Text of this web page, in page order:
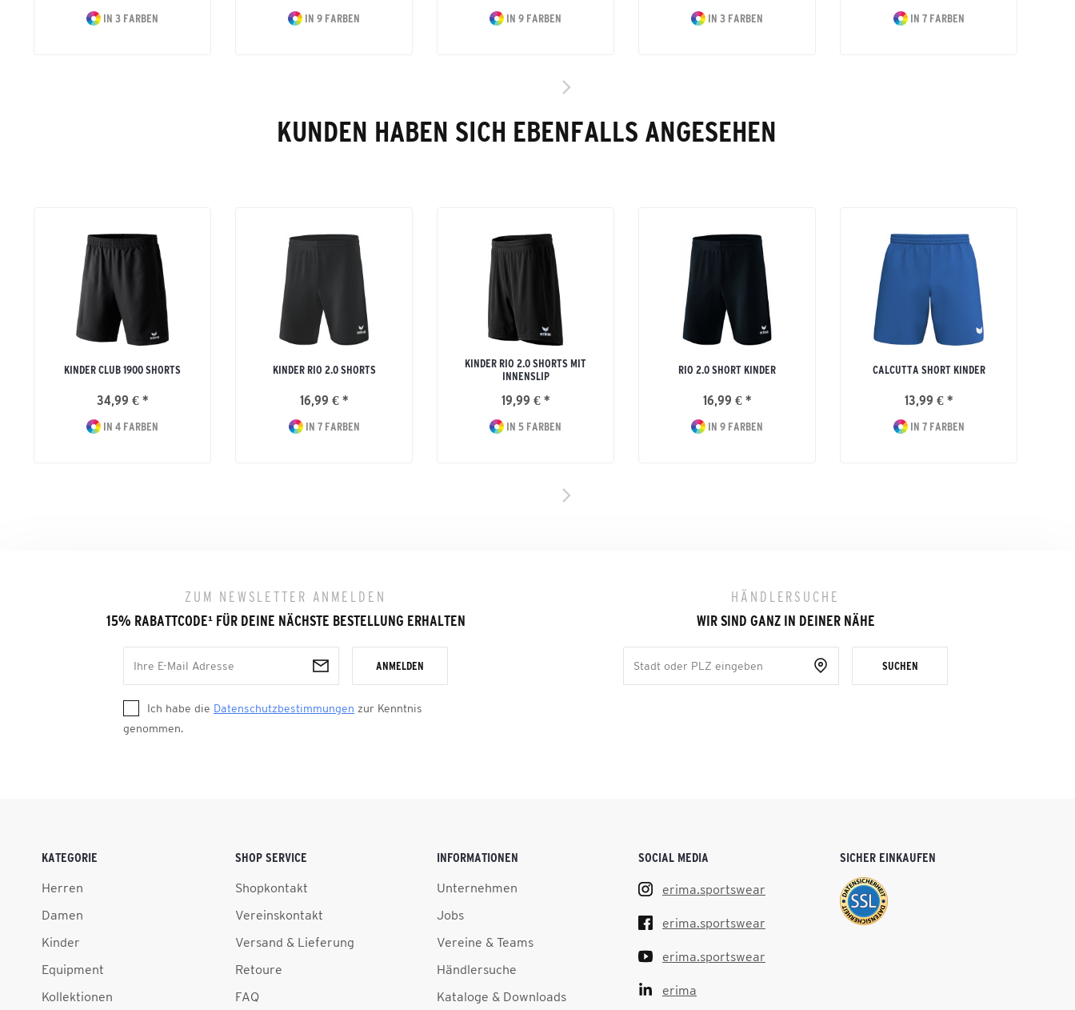
IN 3 FARBEN IN 9 FARBEN IN 9 FARBEN IN 3 FARBEN IN 7 FARBEN
KUNDEN HABEN SICH EBENFALLS ANGESEHEN
KINDER CLUB 1900 SHORTS
34,99 € *
IN 4 FARBEN
KINDER RIO 2.0 SHORTS
16,99 € *
IN 7 FARBEN
KINDER RIO 2.0 SHORTS MIT
INNENSLIP
19,99 € *
IN 5 FARBEN
RIO 2.0 SHORT KINDER
16,99 € *
IN 9 FARBEN
CALCUTTA SHORT KINDER
13,99 € *
IN 7 FARBEN
ZUM NEWSLETTER ANMELDEN
15% RABATTCODE¹FÜR DEINE NÄCHSTE BESTELLUNG ERHALTEN
ANMELDEN
Ich habe die Datenschutzbestimmungen zur Kenntnis
genommen.
HÄNDLERSUCHE
WIR SIND GANZ IN DEINER NÄHE
SUCHEN
KATEGORIE
Herren
Damen
Kinder
Equipment
Kollektionen
SHOP SERVICE
Shopkontakt
Vereinskontakt
Versand & Lieferung
Retoure
FAQ
INFORMATIONEN
Unternehmen
Jobs
Vereine & Teams
Händlersuche
Kataloge & Downloads
SOCIAL MEDIA
erima.sportswear
erima.sportswear
erima.sportswear
erima
SICHER EINKAUFEN